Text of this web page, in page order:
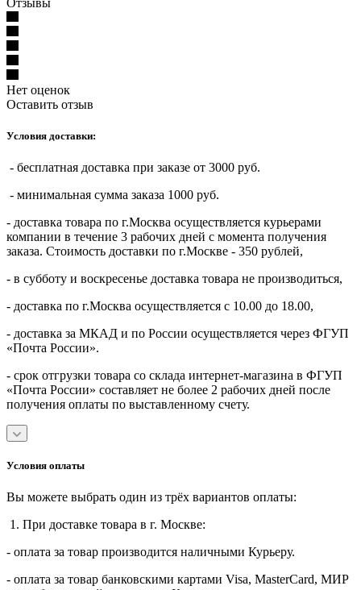
Нет оценок
Оставить отзыв
Условия доставки:
- бесплатная доставка при заказе от 3000 руб.
- минимальная сумма заказа 1000 руб.
- доставка товара по г.Москва осуществляется курьерами
компании в течение 3 рабочих дней с момента получения
заказа. Стоимость доставки по г.Москве - 350 рублей,
- в субботу и воскресенье доставка товара не производиться,
- доставка по г.Москва осуществляется с 10.00 до 18.00,
- доставка за МКАД и по России осуществляется через ФГУП
«Почта России».
- срок отгрузки товара со склада интернет-магазина в ФГУП
«Почта России» составляет не более 2 рабочих дней после
получения оплаты по выставленному счету.
Условия оплаты
Вы можете выбрать один из трёх вариантов оплаты:
1. При доставке товара в г. Москве:
- оплата за товар производится наличными Курьеру.
- оплата за товар банковскими картами Visa, MasterСard, МИР